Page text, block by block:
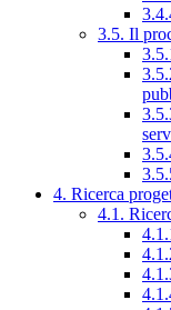
3.5. Il
4. Ricerca
4.1.